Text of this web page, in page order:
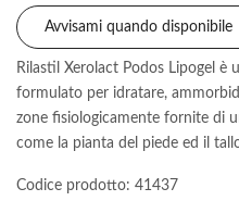
Avvisami quando disponibile
Rilastil Xerolact Podos Lipogel
formulato per idratare,
zone fisiologicamente fornite di
come la pianta del piede ed il
Codice prodotto: 41437